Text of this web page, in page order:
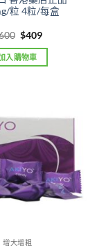
粒 4粒/每盒
Original
was:
$600.
$409Current
is:
入購物車
增大增粗